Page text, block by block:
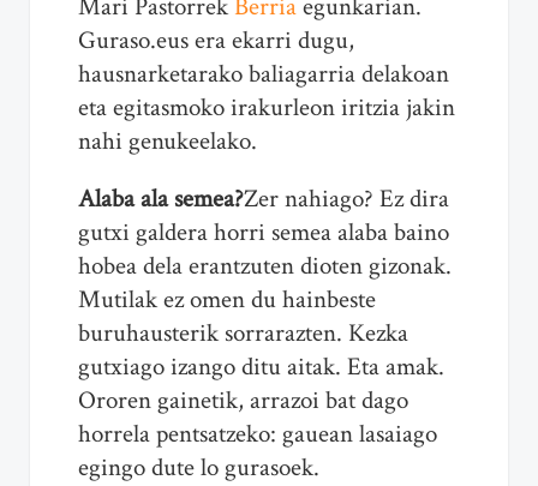
Mari PastorrekBerriaegunkarian.
Guraso.eus era ekarri dugu,
hausnarketarako baliagarria delakoan
eta egitasmoko irakurleon iritzia jakin
nahi genukeelako.
Alaba ala semea?Zer nahiago? Ez dira
gutxi galdera horri semea alaba baino
hobea dela erantzuten dioten gizonak.
Mutilak ez omen du hainbeste
buruhausterik sorrarazten. Kezka
gutxiago izango ditu aitak. Eta amak.
Ororen gainetik, arrazoi bat dago
horrela pentsatzeko: gauean lasaiago
egingo dute lo gurasoek.